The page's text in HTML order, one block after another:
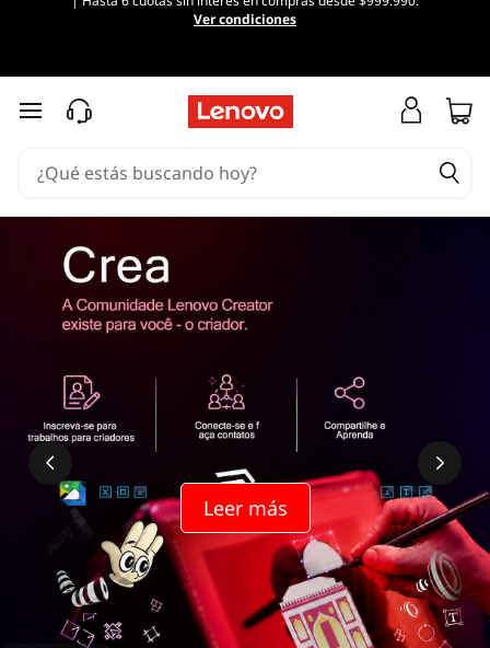
Ver condiciones
Ir al contenido principal
Leer más